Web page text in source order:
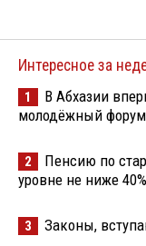
Интересное за
1
В Абхазии
молодёжный форум
2
Пенсию по
уровне не ниже
3 Законы,